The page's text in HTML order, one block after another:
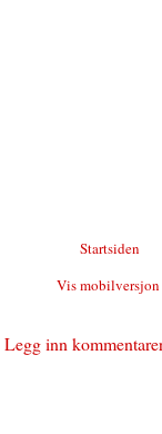
Startsiden
Vis mobilversjon
Legg inn